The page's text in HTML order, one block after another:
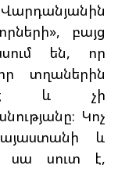
բայց
են, որ
տղաներին
է և չի
Կոչ
և
սա սուտ է,